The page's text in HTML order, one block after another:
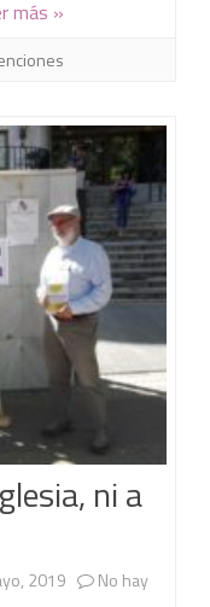
más »
ni a
2019
No hay